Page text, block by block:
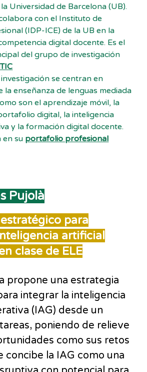
Universidad de Barcelona (UB).
con el Instituto de
(IDP-ICE) de la UB en la
digital docente. Es el
del grupo de investigación
se centran en
la enseñanza de lenguas mediada
son el aprendizaje móvil, la
digital, la inteligencia
y la formación digital docente.
en su portafolio profesional
Pujolà
para
artificial
clase de ELE
propone una estrategia
integrar la inteligencia
(IAG) desde un
poniendo de relieve
como sus retos
concibe la IAG como una